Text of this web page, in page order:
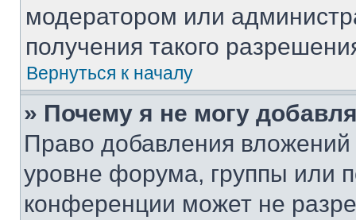
модератором или
получения такого
Вернуться к началу
» Почему я не могу
Право добавления
уровне форума, группы или
конференции может не